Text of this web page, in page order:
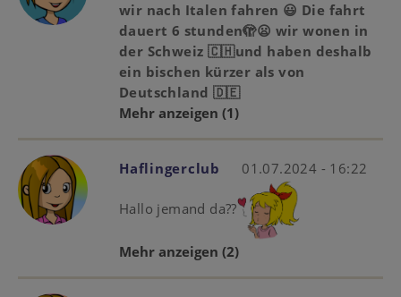
wir nach Italen fahren 😃 Die fahrt
dauert 6 stunden🫣😦 wir wonen in
der Schweiz 🇨🇭und haben deshalb
ein bischen kürzer als von
Deutschland 🇩🇪
Mehr anzeigen (1)
Haflingerclub 01.07.2024 - 16:22
Hallo jemand da??
Mehr anzeigen (2)